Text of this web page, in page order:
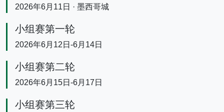
2026年6月11日 · 墨西哥城
小组赛第一轮
2026年6月12日-6月14日
小组赛第二轮
2026年6月15日-6月17日
小组赛第三轮